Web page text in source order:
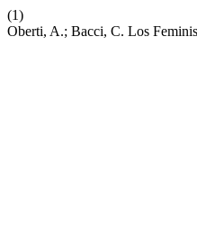
(1)
Oberti, A.; Bacci, C. Los